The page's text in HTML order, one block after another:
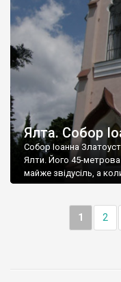
Ялта. Собор
Собор Іоанна
Ялти. Його 45-метрова
майже звідусіль, а
1 2